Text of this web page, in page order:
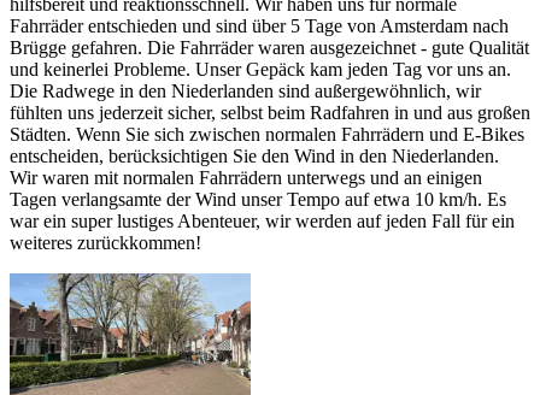
hilfsbereit und reaktionsschnell. Wir haben uns für normale
Fahrräder entschieden und sind über 5 Tage von Amsterdam nach
Brügge gefahren. Die Fahrräder waren ausgezeichnet - gute Qualität
und keinerlei Probleme. Unser Gepäck kam jeden Tag vor uns an.
Die Radwege in den Niederlanden sind außergewöhnlich, wir
fühlten uns jederzeit sicher, selbst beim Radfahren in und aus großen
Städten. Wenn Sie sich zwischen normalen Fahrrädern und E-Bikes
entscheiden, berücksichtigen Sie den Wind in den Niederlanden.
Wir waren mit normalen Fahrrädern unterwegs und an einigen
Tagen verlangsamte der Wind unser Tempo auf etwa 10 km/h. Es
war ein super lustiges Abenteuer, wir werden auf jeden Fall für ein
weiteres zurückkommen!